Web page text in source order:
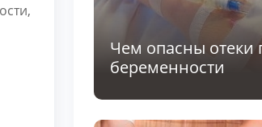
Чем опасны отеки
беременности